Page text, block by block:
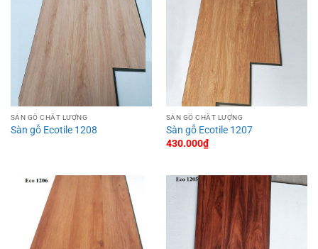
SÀN GỖ CHẤT LƯỢNG
Sàn gỗ Ecotile 1208
SÀN GỖ CHẤT LƯỢNG
Sàn gỗ Ecotile 1207
430.000₫